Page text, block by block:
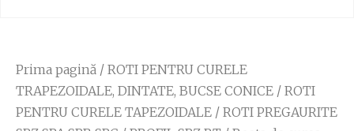
Prima pagină / ROTI PENTRU CURELE
TRAPEZOIDALE, DINTATE, BUCSE CONICE / ROTI
PENTRU CURELE TAPEZOIDALE / ROTI PREGAURITE